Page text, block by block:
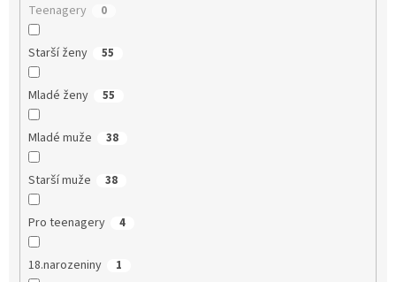
Teenagery 0
Starší ženy 55
Mladé ženy 55
Mladé muže 38
Starší muže 38
Pro teenagery 4
18.narozeniny 1